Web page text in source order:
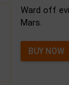
Ward off
Mars.
BUY NOW